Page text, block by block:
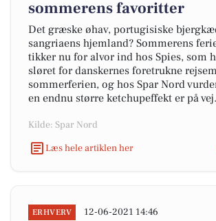
sommerens favoritter
Det græske øhav, portugisiske
sangriaens hjemland? Sommerens
tikker nu for alvor ind hos Spies, som
sløret for danskernes foretrukne
sommerferien, og hos Spar Nord
en endnu større ketchupeffekt er på vej.
Kilde: Spar Nord
Læs hele artiklen her
ERHVERV 12-06-2021 14:46